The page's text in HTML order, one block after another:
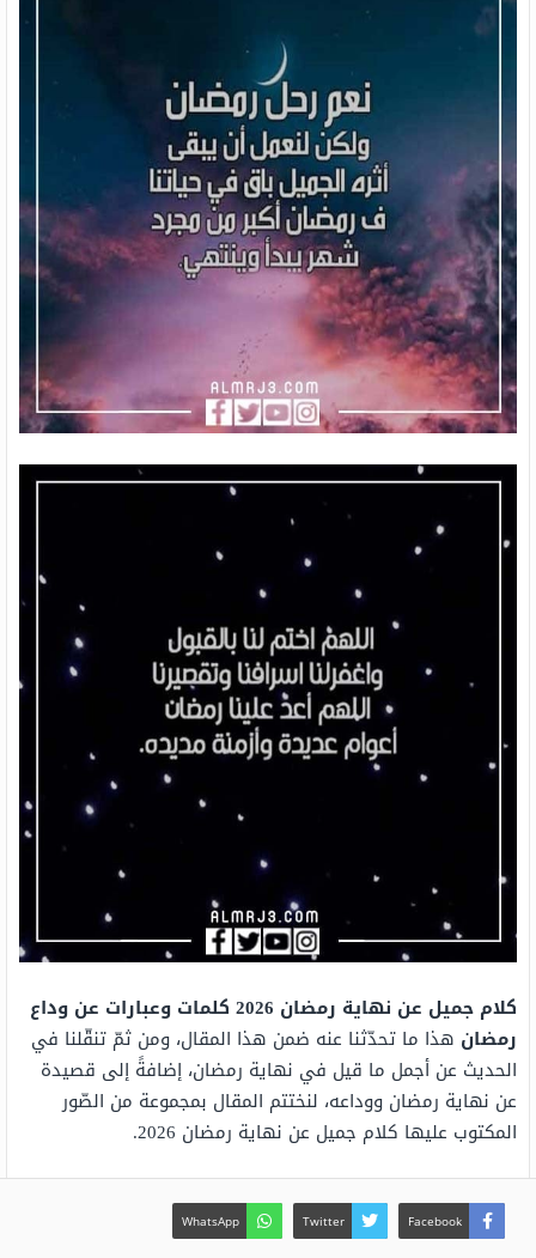
كلام جميل عن نهاية رمضان 2026 كلمات وعبارات عن وداع
رمضان هذا ما تحدّثنا عنه ضمن هذا المقال، ومن ثمّ تنقّلنا في
الحديث عن أجمل ما قيل في نهاية رمضان، إضافةً إلى قصيدة
عن نهاية رمضان ووداعه، لنختتم المقال بمجموعة من الصّور
المكتوب عليها كلام جميل عن نهاية رمضان 2026.
Facebook
Twitter
WhatsApp